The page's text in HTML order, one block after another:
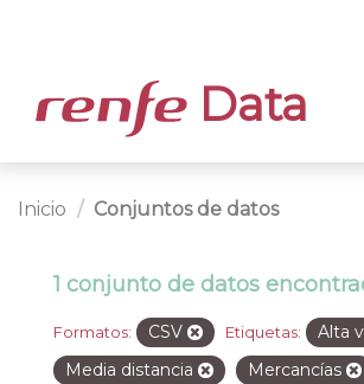
Data
Inicio Conjuntos de datos
1 conjunto de datos
Formatos: CSV Etiquetas:
Alta
Media distancia
Mercancías